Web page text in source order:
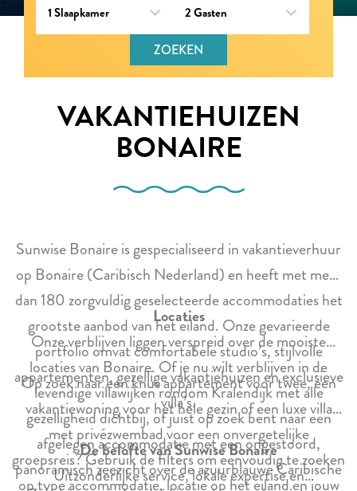
ZOEKEN
VAKANTIEHUIZEN
BONAIRE
Sunwise Bonaire is gespecialiseerd in vakantieverhuur
op Bonaire (Caribisch Nederland) en heeft met meer
dan 180 zorgvuldig geselecteerde accommodaties het
grootste aanbod van het eiland. Onze gevarieerde
portfolio omvat comfortabele studio’s, stijlvolle
appartementen, gezellige vakantiehuizen en exclusieve
villa’s.
Locaties
Onze verblijven liggen verspreid over de mooiste
locaties van Bonaire. Of je nu wilt verblijven in de
levendige villawijken rondom Kralendijk met alle
gezelligheid dichtbij, of juist op zoek bent naar een
afgelegen accommodatie met een ongestoord,
panoramisch zeezicht over de azuurblauwe Caribische
Op zoek naar een knus appartement voor twee, een
vakantiewoning voor het hele gezin of een luxe villa
met privézwembad voor een onvergetelijke
groepsreis? Gebruik de filters om eenvoudig te zoeken
op type accommodatie, locatie op het eiland en jouw
De belofte van Sunwise Bonaire
Uitzonderlijke service, lokale expertise en